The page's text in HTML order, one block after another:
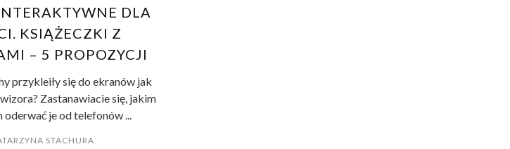
DLA
KSIĄŻECZKI Z
– 5 PROPOZYCJI
przykleiły się do ekranów jak
Zastanawiacie się, jakim
oderwać je od telefonów ...
STACHURA